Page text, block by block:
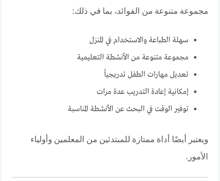
مجموعة متنوعة من الفوائد، بما في ذلك:
سهلة الطباعة والاستخدام في المنزل
مجموعة متنوعة من الأنشطة التعليمية
تعديل مهارات الطفل تدريجياً
إمكانية إعادة التدريب عدة مرات
توفير الوقت في البحث عن الأنشطة المناسبة
ويعتبر أيضًا أداة ممتازة للمبتدئين من المعلمين وأولياء
الأمور.